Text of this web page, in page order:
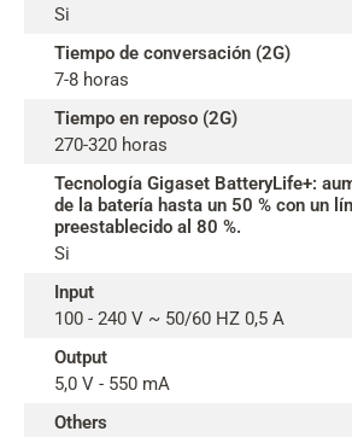
Si
Tiempo de conversación (2G)
7-8 horas
Tiempo en reposo (2G)
270-320 horas
Tecnología Gigaset BatteryLife+:
de la batería hasta un 50 % con un
preestablecido al 80 %.
Si
Input
100 - 240 V ~ 50/60 HZ 0,5 A
Output
5,0 V - 550 mA
Others